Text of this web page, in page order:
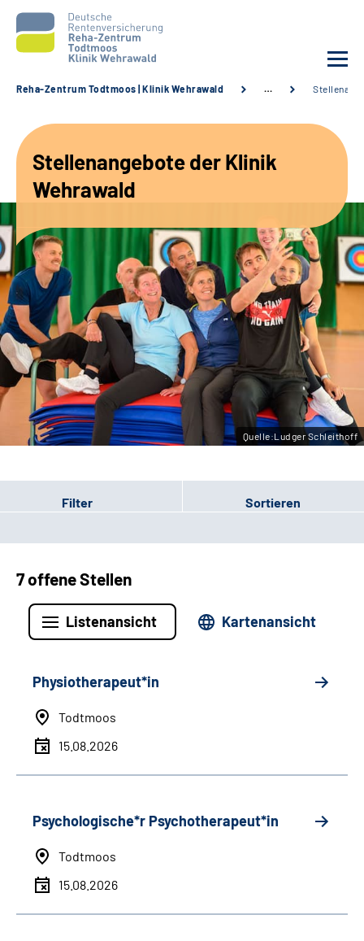
Unsere Angebote
Karriere
Sozialdienste & Zuweisende
Suche
Leichte Sprache
Gebärdensprache
Reha-Zentrum Todtmoos | Klinik Wehrawald …
Stellenangebote der Klinik
Wehrawald
Quelle:Ludger Schleithoff
Filter Sortieren
7 offene Stellen
Listenansicht Kartenansicht
Physiotherapeut*in
Todtmoos
15.08.2026
Psychologische*r Psychotherapeut*in
Todtmoos
15.08.2026